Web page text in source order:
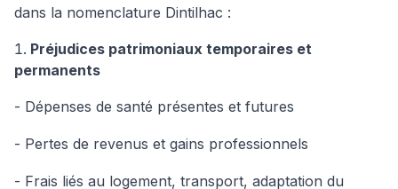
dans la nomenclature Dintilhac :
Préjudices patrimoniaux temporaires et
permanents
- Dépenses de santé présentes et futures
- Pertes de revenus et gains professionnels
- Frais liés au logement, transport, adaptation du